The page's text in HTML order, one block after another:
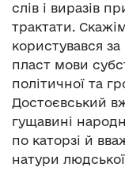
слів і виразів
трактати.
користувався
пласт мови
політичної та
Достоєвський
гущавині
по каторзі й
натури